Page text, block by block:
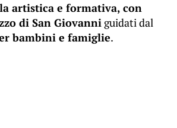
artistica e formativa, con
di San Giovanni guidati dal
bambini e famiglie.